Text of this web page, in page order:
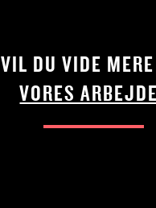
VIL DU VIDE
VORES